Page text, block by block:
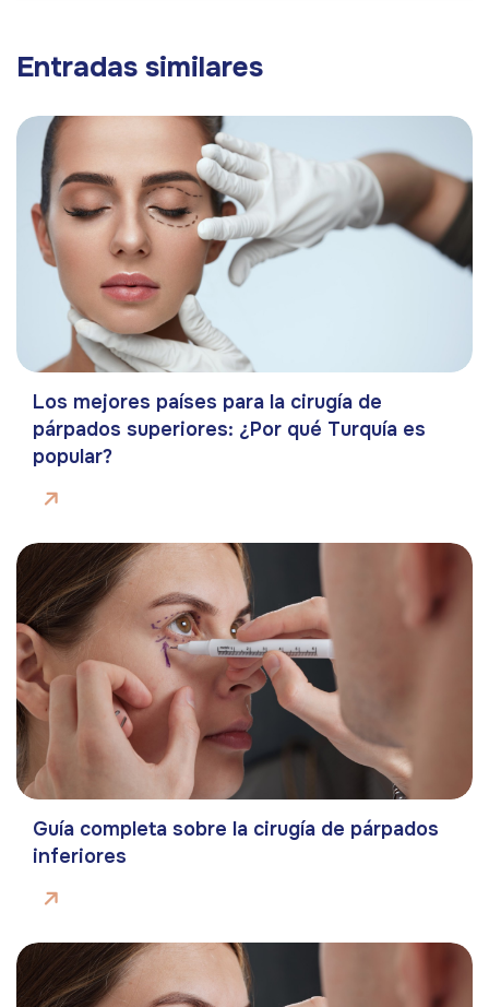
Entradas similares
Los mejores países para la cirugía de
párpados superiores: ¿Por qué Turquía es
popular?
Guía completa sobre la cirugía de párpados
inferiores